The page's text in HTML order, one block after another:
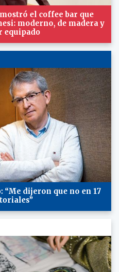
el coffee bar que
moderno, de madera y
equipado
dijeron que no en 17